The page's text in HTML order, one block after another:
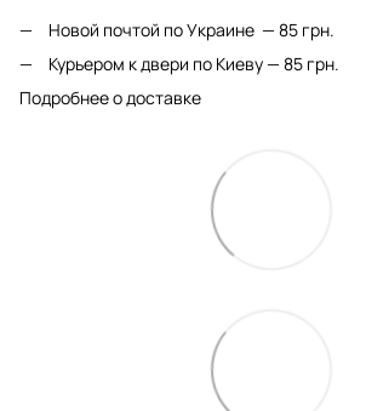
Новой почтой по Украине — 85 грн.
Курьером к двери по Киеву — 85 грн.
Подробнее о доставке